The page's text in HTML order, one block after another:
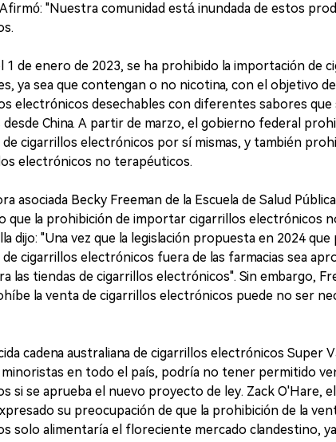
"Nuestra comunidad está inundada de estos
1 de enero de 2023, se ha prohibido la importación de
ya sea que contengan o no nicotina, con el objetivo
electrónicos desechables con diferentes sabores
desde China. A partir de marzo, el gobierno federal
cigarrillos electrónicos por sí mismas, y también
electrónicos no terapéuticos.
asociada Becky Freeman de la Escuela de Salud
que la prohibición de importar cigarrillos electrónicos
dijo: "Una vez que la legislación propuesta en 2024
cigarrillos electrónicos fuera de las farmacias sea
las tiendas de cigarrillos electrónicos". Sin embargo,
la venta de cigarrillos electrónicos puede no ser
cadena australiana de cigarrillos electrónicos Super
en todo el país, podría no tener permitido
si se aprueba el nuevo proyecto de ley. Zack O'Hare,
su preocupación de que la prohibición de la
solo alimentaría el floreciente mercado clandestino,